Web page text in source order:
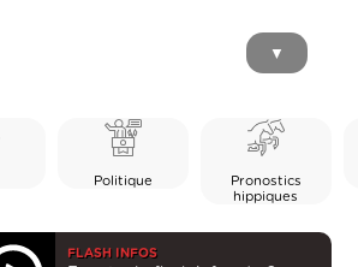
▼
Politique
Pronostics
hippiques
FLASH INFOS